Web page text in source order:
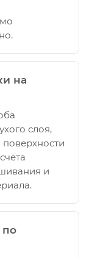
на
слоя,
поверхности
и
по